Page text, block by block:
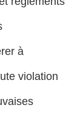
à
violation